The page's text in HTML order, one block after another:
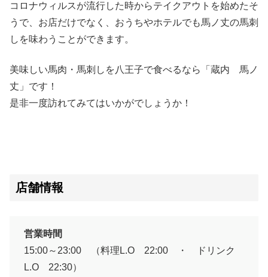
コロナウィルスが流行した時からテイクアウトを始めたそ
うで、お店だけでなく、おうちやホテルでも馬ノ丈の馬刺
しを味わうことができます。
美味しい馬肉・馬刺しを八王子で食べるなら「蔵内 馬ノ
丈」です！
是非一度訪れてみてはいかがでしょうか！
店舗情報
営業時間
15:00～23:00 （料理L.O 22:00 ・ ドリンク
L.O 22:30）